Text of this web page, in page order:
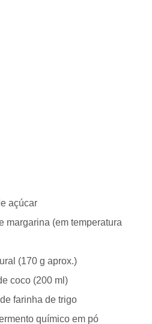
açúcar
margarina (em temperatura
(170 g aprox.)
coco (200 ml)
farinha de trigo
químico em pó